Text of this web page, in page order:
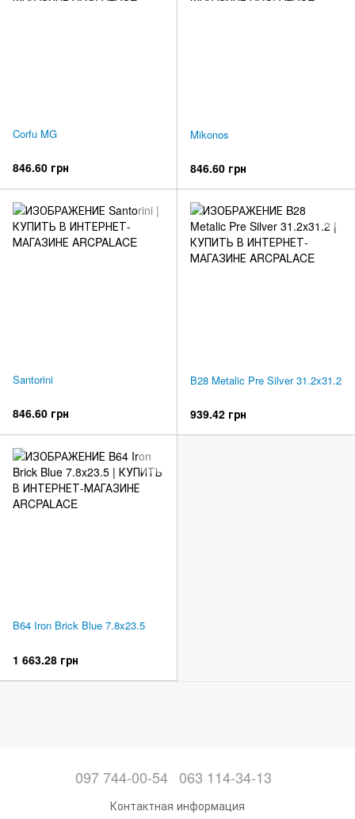
Corfu MG
846.60 грн
Mikonos
846.60 грн
Santorini
846.60 грн
B28 Metalic Pre Silver 31.2x31.2
939.42 грн
B64 Iron Brick Blue 7.8x23.5
1 663.28 грн
097 744-00-54 063 114-34-13
Контактная информация